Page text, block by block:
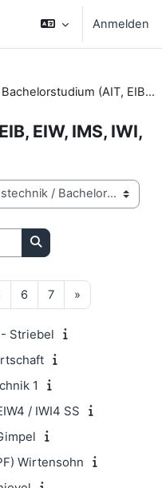
Anmelden
Bachelorstudium (AIT, EIB, EIW, IMS, IWI, SET)
EIW, IMS, IWI,
Kurse suchen
Seite 5
6Seite 6
7Seite 7
»Nächste Seite
Striebel
1
/ IWI4 SS
Wirtensohn